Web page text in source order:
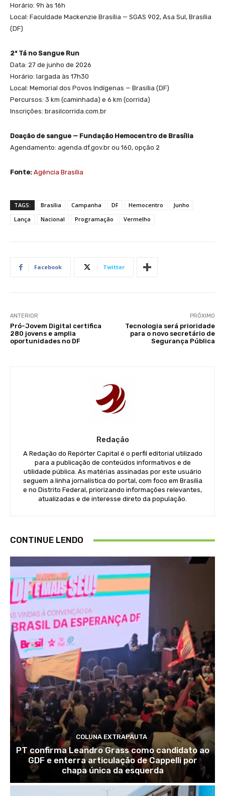
Horário: 9h às 16h
Local: Faculdade Mackenzie Brasília — SGAS 902, Asa Sul, Brasília
(DF)
2ª Tá no Sangue Run
Data: 27 de junho de 2026
Horário: largada às 17h30
Local: Memorial dos Povos Indígenas — Brasília (DF)
Percursos: 3 km (caminhada) e 6 km (corrida)
Inscrições: brasilcorrida.com.br
Doação de sangue — Fundação Hemocentro de Brasília
Agendamento: agenda.df.gov.br ou 160, opção 2
Fonte: Agência Brasília
TAGS: Brasília Campanha DF Hemocentro
Junho
Lança
Nacional Programação Vermelho
Facebook Twitter
ANTERIOR
Pró-Jovem Digital certifica
280 jovens e amplia
oportunidades no DF
PRÓXIMO
Tecnologia será prioridade
para o novo secretário de
Segurança Pública
Redação
A Redação do Repórter Capital é o perfil editorial utilizado
para a publicação de conteúdos informativos e de
utilidade pública. As matérias assinadas por este usuário
seguem a linha jornalística do portal, com foco em Brasília
e no Distrito Federal, priorizando informações relevantes,
atualizadas e de interesse direto da população.
CONTINUE LENDO
COLUNA EXTRAPAUTA
PT confirma Leandro Grass como candidato ao
GDF e enterra articulação de Cappelli por
chapa única da esquerda